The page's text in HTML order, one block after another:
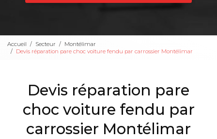
Accueil Secteur
Montélimar
Devis réparation pare choc voiture fendu par carrossier Montélimar
Devis réparation pare
choc voiture fendu par
carrossier Montélimar